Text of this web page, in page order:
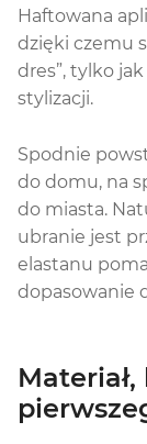
Haftowana
dzięki czemu
dres”, tylko
stylizacji.
Spodnie
do domu, na
do miasta.
ubranie jest
elastanu
dopasowanie